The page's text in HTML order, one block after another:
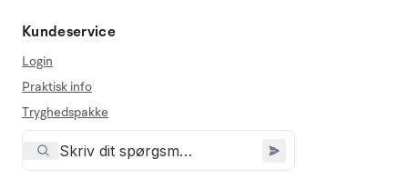
Kundeservice
Login
Praktisk info
Tryghedspakke